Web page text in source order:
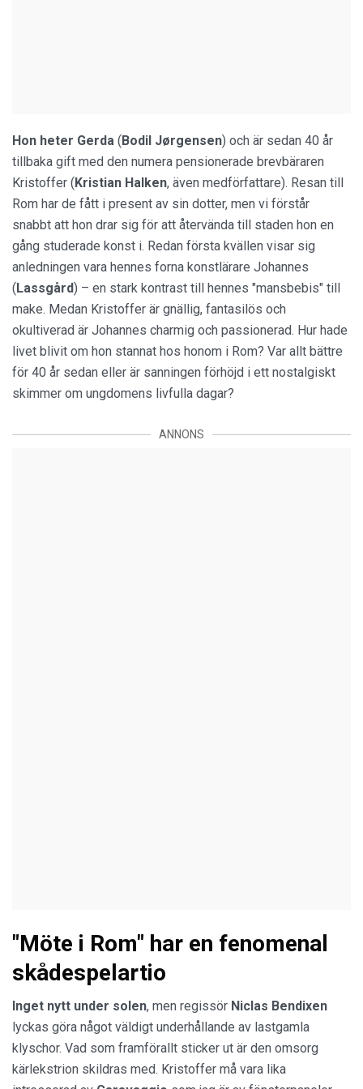
Hon heter Gerda (Bodil Jørgensen) och är sedan 40 år
tillbaka gift med den numera pensionerade brevbäraren
Kristoffer (Kristian Halken, även medförfattare). Resan till
Rom har de fått i present av sin dotter, men vi förstår
snabbt att hon drar sig för att återvända till staden hon en
gång studerade konst i. Redan första kvällen visar sig
anledningen vara hennes forna konstlärare Johannes
(Lassgård) – en stark kontrast till hennes "mansbebis" till
make. Medan Kristoffer är gnällig, fantasilös och
okultiverad är Johannes charmig och passionerad. Hur hade
livet blivit om hon stannat hos honom i Rom? Var allt bättre
för 40 år sedan eller är sanningen förhöjd i ett nostalgiskt
skimmer om ungdomens livfulla dagar?
ANNONS
"Möte i Rom" har en fenomenal
skådespelartio
Inget nytt under solen, men regissör Niclas Bendixen
lyckas göra något väldigt underhållande av lastgamla
klyschor. Vad som framförallt sticker ut är den omsorg
kärlekstrion skildras med. Kristoffer må vara lika